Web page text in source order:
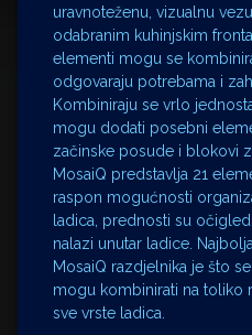
uravnoteženu, vizualnu
odabranim kuhinjskim
elementi mogu se
odgovaraju potrebama i
Kombiniraju se vrlo
mogu dodati posebni
začinske posude i blokovi
MosaiQ predstavlja 21
raspon mogućnosti
ladica, prednosti su
nalazi unutar ladice.
MosaiQ razdjelnika je što
mogu kombinirati na toliko
sve vrste ladica.